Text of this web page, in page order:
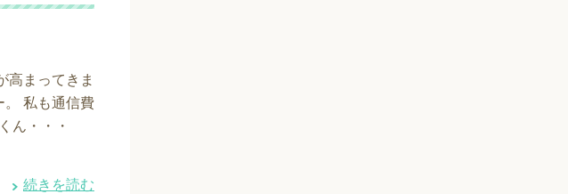
高まってきま
。 私も通信費
ん・・・
続きを読む